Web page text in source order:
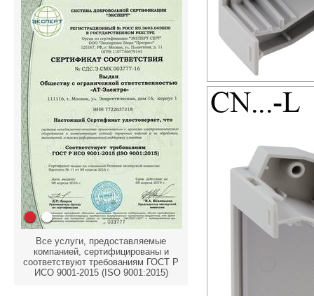
Все услуги, предоставляемые
компанией, сертифицированы и
соответствуют требованиям ГОСТ Р
ИСО 9001-2015 (ISO 9001:2015)